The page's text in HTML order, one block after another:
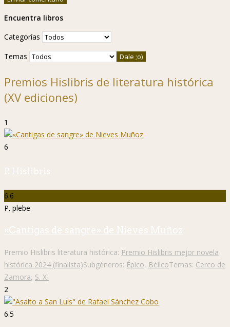
Encuentra libros
Categorías
Temas
Premios Hislibris de literatura histórica
(XV ediciones)
1
6
P. Hislibris
6.6
P. plebe
«Cantigas de sangre» de Nieves Muñoz
Premio Hislibris literatura histórica: Premio Hislibris mejor novela
histórica 2024 (finalista)Subgéneros: Épico, BélicoTemas: Cerco de
Zamora, S. XI
2
6.5